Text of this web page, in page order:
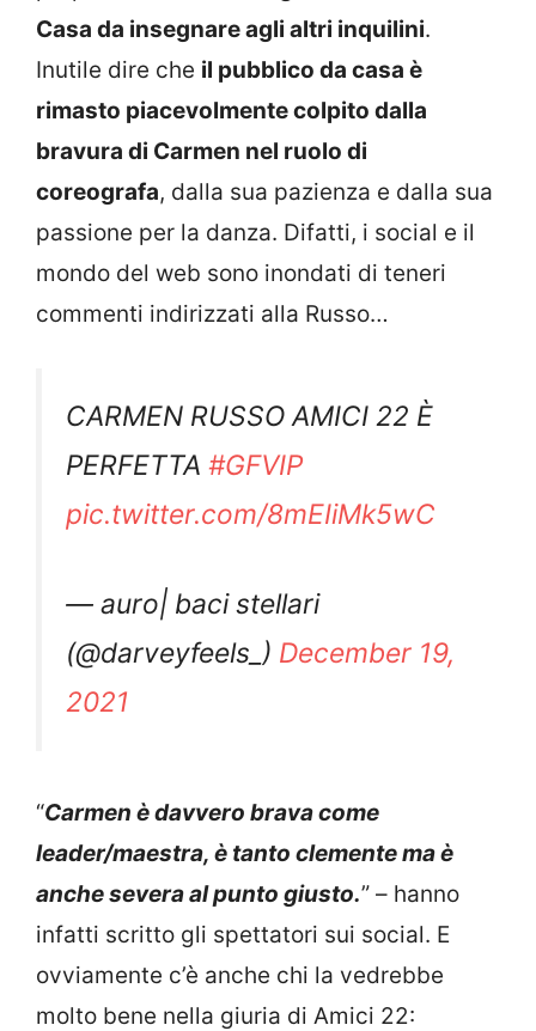
Casa da insegnare agli altri inquilini.
Inutile dire che il pubblico da casa è
rimasto piacevolmente colpito dalla
bravura di Carmen nel ruolo di
coreografa, dalla sua pazienza e dalla sua
passione per la danza. Difatti, i social e il
mondo del web sono inondati di teneri
commenti indirizzati alla Russo…
CARMEN RUSSO AMICI 22 È
PERFETTA #GFVIP
pic.twitter.com/8mEIiMk5wC
— auro| baci stellari
(@darveyfeels_) December 19,
2021
“Carmen è davvero brava come
leader/maestra, è tanto clemente ma è
anche severa al punto giusto.” – hanno
infatti scritto gli spettatori sui social. E
ovviamente c’è anche chi la vedrebbe
molto bene nella giuria di Amici 22: